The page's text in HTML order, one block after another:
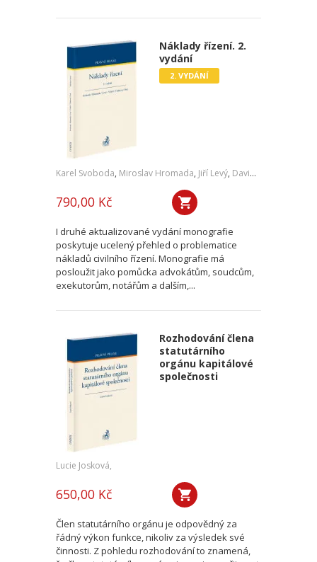
Náklady řízení. 2.
vydání
2. VYDÁNÍ
Karel Svoboda, Miroslav Hromada, Jiří Levý, David Vláčil
790,00 Kč
I druhé aktualizované vydání monografie
poskytuje ucelený přehled o problematice
nákladů civilního řízení. Monografie má
posloužit jako pomůcka advokátům, soudcům,
exekutorům, notářům a dalším,...
Rozhodování člena
statutárního
orgánu kapitálové
společnosti
Lucie Josková,
650,00 Kč
Člen statutárního orgánu je odpovědný za
řádný výkon funkce, nikoliv za výsledek své
činnosti. Z pohledu rozhodování to znamená,